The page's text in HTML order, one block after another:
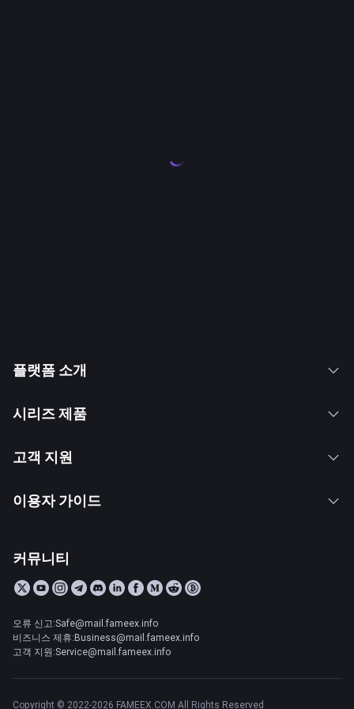
플랫폼 소개
시리즈 제품
고객 지원
이용자 가이드
커뮤니티
오류 신고:Safe@mail.fameex.info
비즈니스 제휴:Business@mail.fameex.info
고객 지원:Service@mail.fameex.info
Copyright © 2022-2026 FAMEEX.COM All Rights Reserved